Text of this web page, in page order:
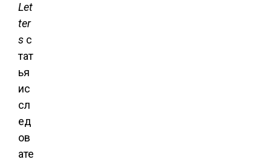
Let
ter
s с
тат
ья
ис
сл
ед
ов
ате